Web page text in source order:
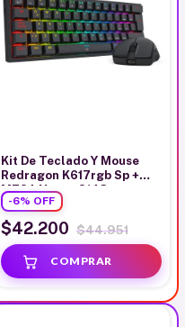
Kit De Teclado Y Mouse
Redragon K617rgb Sp +
M724 Negro S143
-6% OFF
$42.200 $44.951